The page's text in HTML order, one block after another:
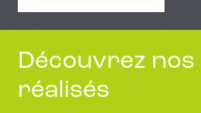
Découvrez
réalisés